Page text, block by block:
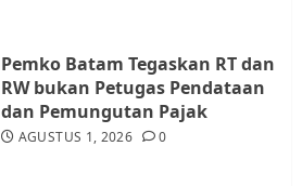
Pemko Batam Tegaskan RT dan
RW bukan Petugas Pendataan
dan Pemungutan Pajak
AGUSTUS 1, 2026 0